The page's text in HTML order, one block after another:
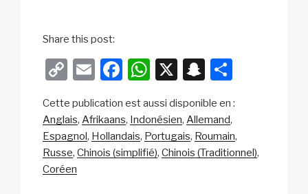
Share this post:
C
p
y
Li
n
E
ail
F
c
e
b
W
at
s
A
X
S
a
p
c
ta
g
er
Cette publication est aussi disponible en :
Anglais Afrikaans Indonésien Allemand
Espagnol Hollandais Portugais Roumain
Russe Chinois (simplifié) Chinois (Traditionnel)
Coréen